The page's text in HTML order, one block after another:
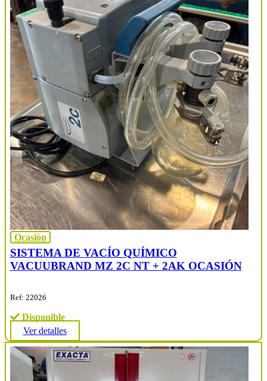
Ocasión
SISTEMA DE VACÍO QUÍMICO
VACUUBRAND MZ 2C NT + 2AK OCASIÓN
Ref: 22026
Disponible
Ver detalles